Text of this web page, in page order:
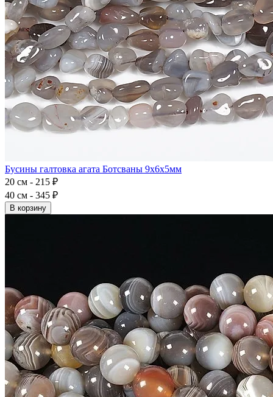
Бусины галтовка агата Ботсваны 9x6x5мм
20 см - 215 ₽
40 см - 345 ₽
В корзину